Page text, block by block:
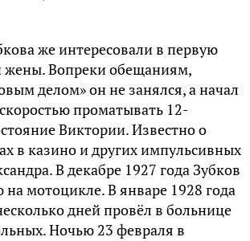
же интересовали в первую
жены. Вопреки обещаниям,
делом» он не занялся, а начал
проматывать 12-
Виктории. Известно о
в казино и других импульсивных
В декабре 1927 года Зубков
мотоцикле. В январе 1928 года
дней провёл в больнице
Ночью 23 февраля в